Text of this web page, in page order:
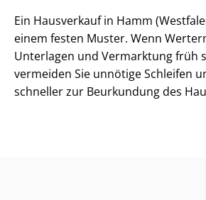
Ein Hausverkauf in Hamm
einem festen Muster. Wenn
Unterlagen und Vermarktung früh
vermeiden Sie unnötige Schleifen
schneller zur Beurkundung des